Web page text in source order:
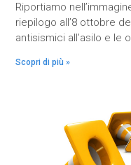
Riportiamo
riepilogo all’8 ottobre
antisismici all’asilo e
Scopri di più »